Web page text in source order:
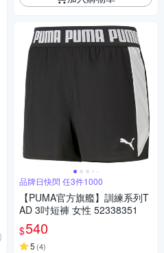
品牌日快閃 任3件1000
【PUMA官方旗艦】訓練系列T
AD 3吋短褲 女性 52338351
$540
5 (4)